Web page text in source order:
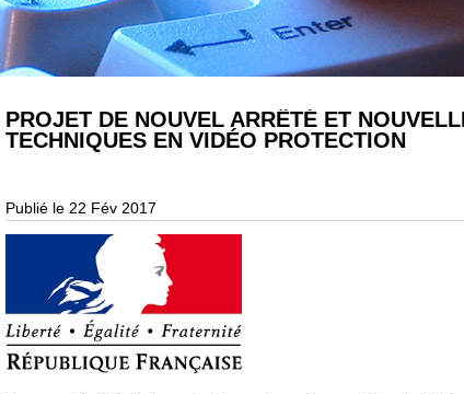
PROJET DE NOUVEL ARRÊTÉ ET
TECHNIQUES EN VIDÉO PROTECTION
Publié le 22 Fév 2017